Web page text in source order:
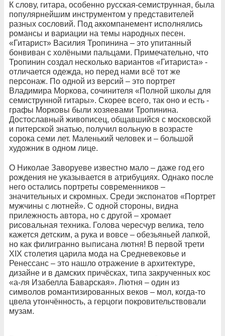
К слову, гитара, особенно русская-семиструнная, была
популярнейшим инструментом у представителей
разных сословий. Под аккомпанемент исполнялись
романсы и вариации на темы народных песен.
«Гитарист» Василия Тропинина – это упитанный
бонвиван с холёными пальцами. Примечательно, что
Тропинин создал несколько вариантов «Гитариста» -
отличается одежда, но перед нами всё тот же
персонаж. По одной из версий – это портрет
Владимира Моркова, сочинителя «Полной школы для
семиструнной гитары». Скорее всего, так оно и есть -
графы Морковы были хозяевами Тропинина.
Достославный живописец, общавшийся с московской
и питерской знатью, получил вольную в возрасте
сорока семи лет. Маленький человек и – большой
художник в одном лице.
О Николае Заворуеве известно мало – даже год его
рождения не указывается в атрибуциях. Однако после
него остались портреты современников –
значительных и скромных. Среди экспонатов «Портрет
мужчины с лютней». С одной стороны, видна
прилежность автора, но с другой – хромает
рисовальная техника. Голова чересчур велика, тело
кажется детским, а рука и вовсе – обезьяньей лапкой,
но как филигранно выписана лютня! В первой трети
XIX столетия царила мода на Средневековье и
Ренессанс – это нашло отражение в архитектуре,
дизайне и в дамских причёсках, типа закрученных кос
«а-ля Изабелла Баварская». Лютня – один из
символов романтизированных веков – мол, когда-то
цвела утончённость, а герцоги покровительствовали
музам.